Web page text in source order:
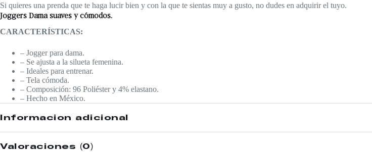
Si quieres una prenda que te haga lucir bien y con la que te sientas muy a gusto, no dudes en adquirir el tuyo.
Joggers Dama suaves y cómodos.
CARACTERÍSTICAS:
– Jogger para dama.
– Se ajusta a la silueta femenina.
– Ideales para entrenar.
– Tela cómoda.
– Composición: 96 Poliéster y 4% elastano.
– Hecho en México.
Información adicional
Valoraciones (0)